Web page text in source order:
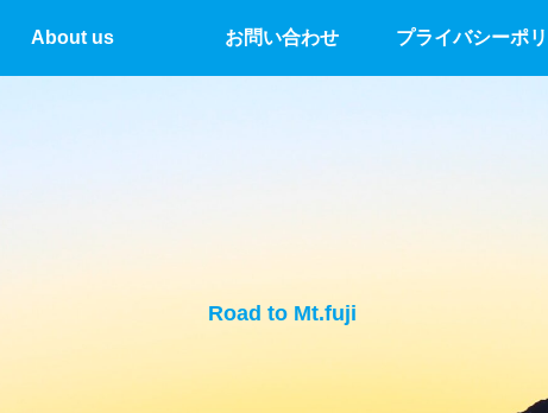
Road to Mt.fuji
About us お問い合わせ プライバシーポ